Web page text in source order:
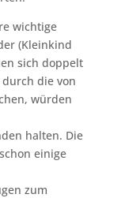
wichtige
(Kleinkind
sich doppelt
die von
würden
halten. Die
einige
zum